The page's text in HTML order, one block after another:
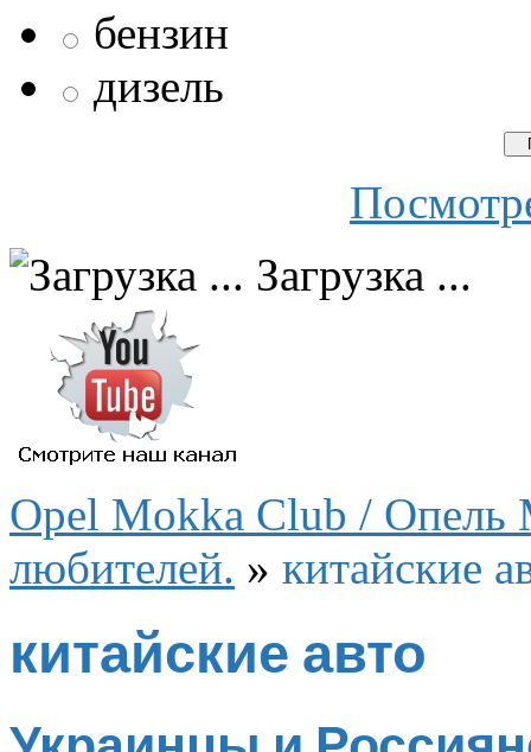
бензин
дизель
Загрузка ...
Opel Mokka Club / Опель
любителей. » китайские
китайские авто